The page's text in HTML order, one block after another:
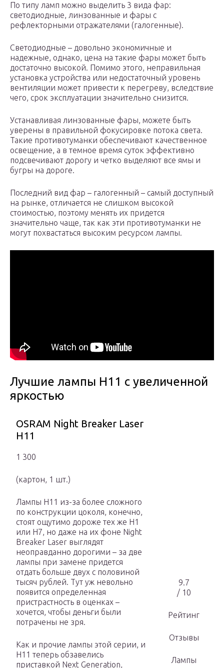
По типу ламп можно выделить 3 вида фар:
светодиодные, линзованные и фары с
рефлекторными отражателями (галогенные).
Светодиодные – довольно экономичные и
надежные, однако, цена на такие фары может быть
достаточно высокой. Помимо этого, неправильная
установка устройства или недостаточный уровень
вентиляции может привести к перегреву, вследствие
чего, срок эксплуатации значительно снизится.
Устанавливая линзованные фары, можете быть
уверены в правильной фокусировке потока света.
Такие противотуманки обеспечивают качественное
освещение, а в темное время суток эффективно
подсвечивают дорогу и четко выделяют все ямы и
бугры на дороге.
Последний вид фар – галогенный – самый доступный
на рынке, отличается не слишком высокой
стоимостью, поэтому менять их придется
значительно чаще, так как эти противотуманки не
могут похвастаться высоким ресурсом лампы.
Лучшие лампы H11 с увеличенной
яркостью
OSRAM Night Breaker Laser
H11
1 300
(картон, 1 шт.)
Лампы H11 из-за более сложного
по конструкции цоколя, конечно,
стоят ощутимо дороже тех же H1
или H7, но даже на их фоне Night
Breaker Laser выглядят
неоправданно дорогими – за две
лампы при замене придется
отдать больше двух с половиной
тысяч рублей. Тут уж невольно
появится определенная
пристрастность в оценках –
хочется, чтобы деньги были
потрачены не зря.
Как и прочие лампы этой серии, и
H11 теперь обзавелись
приставкой Next Generation,
9.7
/ 10
Рейтинг
Отзывы
Лампы